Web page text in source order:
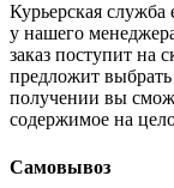
Курьерская служба
у нашего
заказ поступит на
предложит
получении вы
содержимое на
Самовывоз